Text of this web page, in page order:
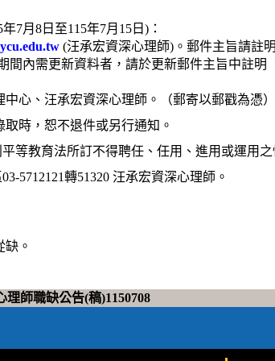
7月8日至115年7月15日)：
(汪承宏資深心理師)。郵件主旨請註
間內需更新資料者，請於更新郵件主旨中註明
心、汪承宏資深心理師。（郵寄以郵戳為憑）
時，恕不退件或另行通知。
等教育法所訂不得聘任、任用、進用或運用之
5712121轉51320 汪承宏資深心理師。
。
師職缺公告(稿)1150708